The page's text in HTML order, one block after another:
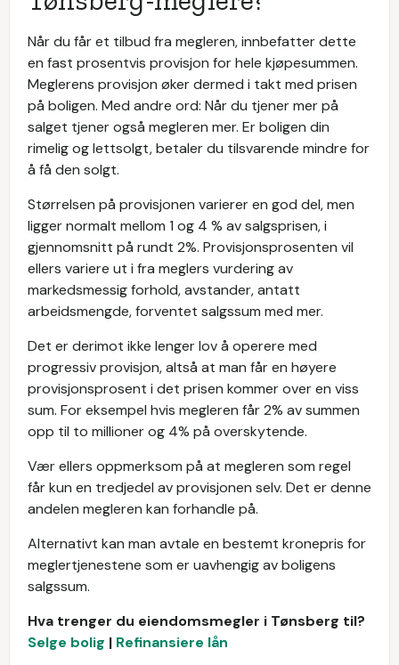
Når du får et tilbud fra megleren, innbefatter dette
en fast prosentvis provisjon for hele kjøpesummen.
Meglerens provisjon øker dermed i takt med prisen
på boligen. Med andre ord: Når du tjener mer på
salget tjener også megleren mer. Er boligen din
rimelig og lettsolgt, betaler du tilsvarende mindre for
å få den solgt.
Størrelsen på provisjonen varierer en god del, men
ligger normalt mellom 1 og 4 % av salgsprisen, i
gjennomsnitt på rundt 2%. Provisjonsprosenten vil
ellers variere ut i fra meglers vurdering av
markedsmessig forhold, avstander, antatt
arbeidsmengde, forventet salgssum med mer.
Det er derimot ikke lenger lov å operere med
progressiv provisjon, altså at man får en høyere
provisjonsprosent i det prisen kommer over en viss
sum. For eksempel hvis megleren får 2% av summen
opp til to millioner og 4% på overskytende.
Vær ellers oppmerksom på at megleren som regel
får kun en tredjedel av provisjonen selv. Det er denne
andelen megleren kan forhandle på.
Alternativt kan man avtale en bestemt kronepris for
meglertjenestene som er uavhengig av boligens
salgssum.
Hva trenger du eiendomsmegler i Tønsberg til?
Selge bolig | Refinansiere lån